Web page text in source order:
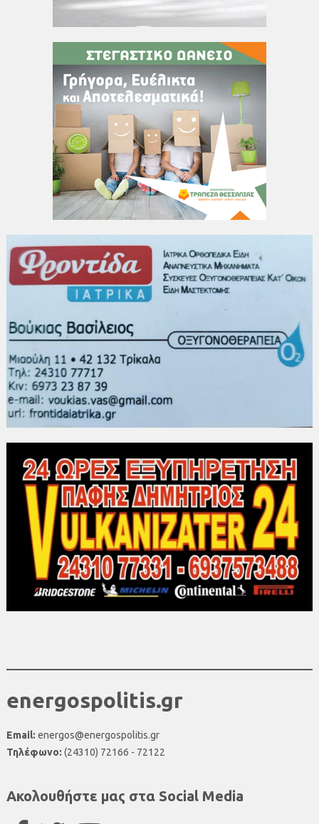
energospolitis.gr
Email: energos@energospolitis.gr
Τηλέφωνο: (24310) 72166 - 72122
Ακολουθήστε μας στα Social Media